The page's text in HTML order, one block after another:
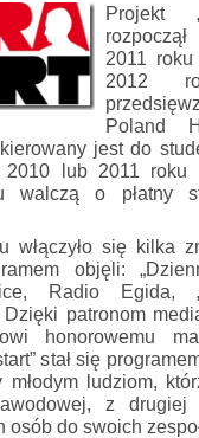
Projekt
2011
2012
Poland
jest do
lub 2011 roku
walczą o
włączyło się kilka
objęli:
Radio Egida,
patronom
honorowemu
stał się
ludziom,
z drugiej
do swoich